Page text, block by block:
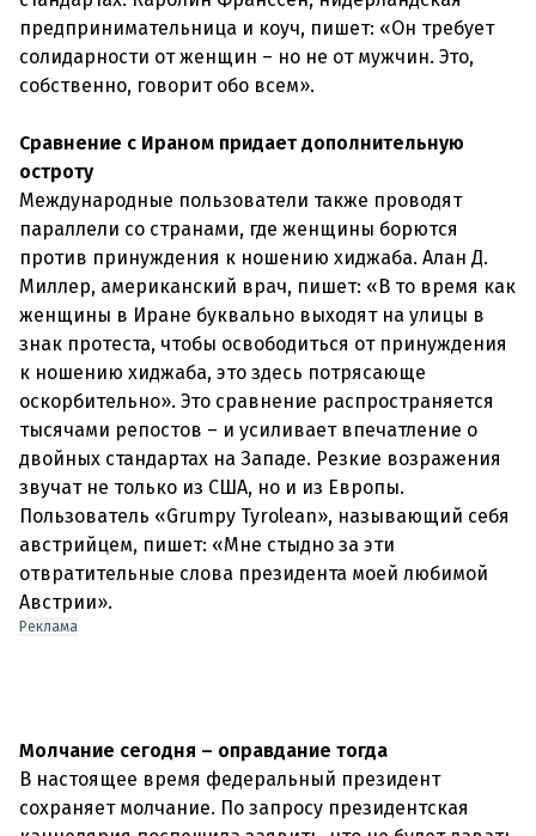
предпринимательница и коуч, пишет: «Он требует
солидарности от женщин – но не от мужчин. Это,
собственно, говорит обо всем».
Сравнение с Ираном придает дополнительную
остроту
Международные пользователи также проводят
параллели со странами, где женщины борются
против принуждения к ношению хиджаба. Алан Д.
Миллер, американский врач, пишет: «В то время как
женщины в Иране буквально выходят на улицы в
знак протеста, чтобы освободиться от принуждения
к ношению хиджаба, это здесь потрясающе
оскорбительно». Это сравнение распространяется
тысячами репостов – и усиливает впечатление о
двойных стандартах на Западе. Резкие возражения
звучат не только из США, но и из Европы.
Пользователь «Grumpy Tyrolean», называющий себя
австрийцем, пишет: «Мне стыдно за эти
отвратительные слова президента моей любимой
Австрии».
Реклама
Молчание сегодня – оправдание тогда
В настоящее время федеральный президент
сохраняет молчание. По запросу президентская